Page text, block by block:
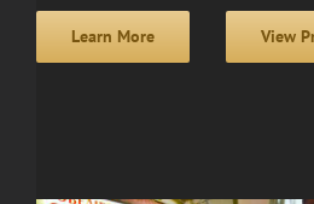
Learn More View